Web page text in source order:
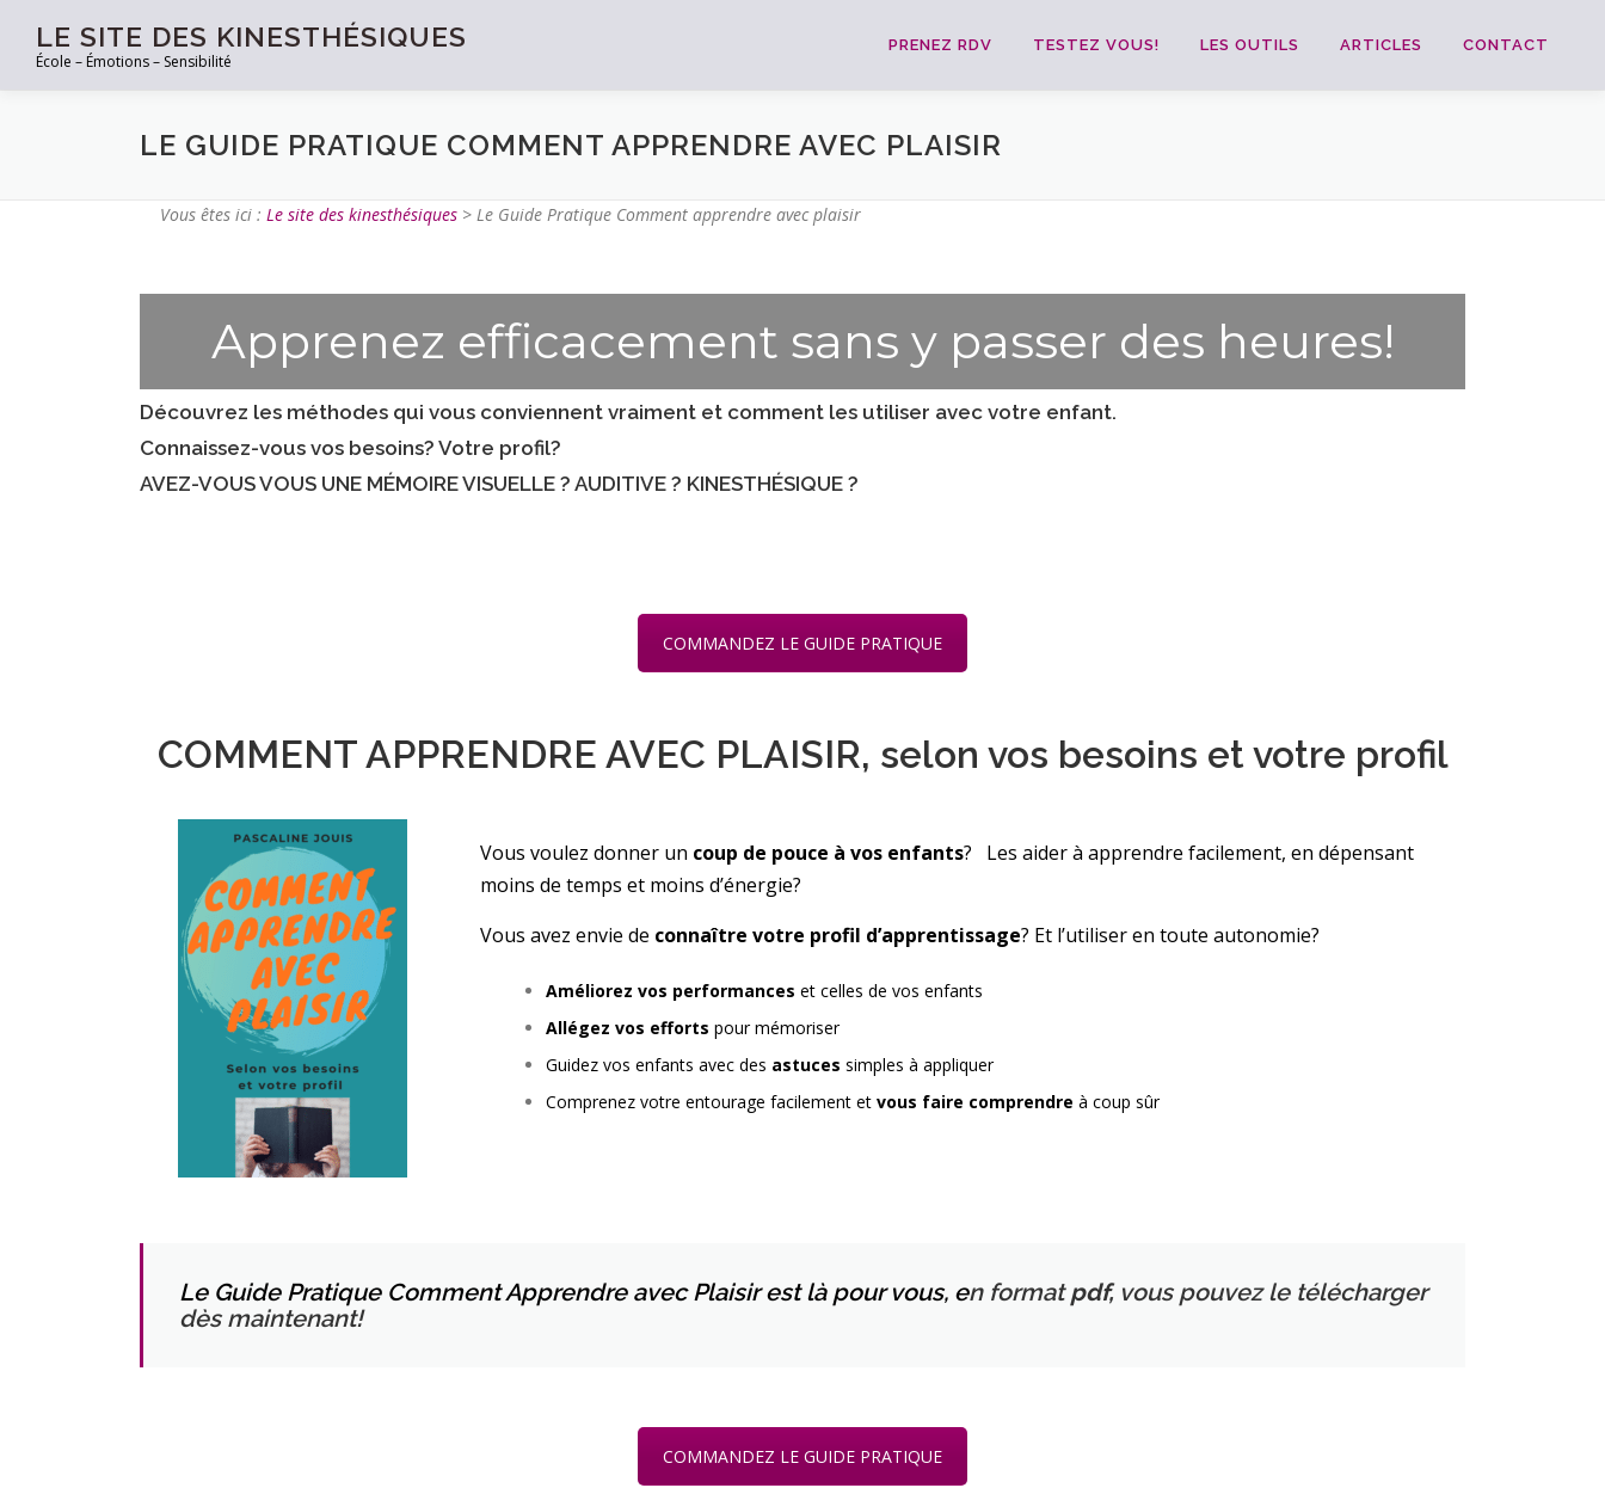
LE SITE DES KINESTHÉSIQUES
École – Émotions – Sensibilité
PRENEZ RDV TESTEZ VOUS! LES OUTILS ARTICLES CONTACT
LE GUIDE PRATIQUE COMMENT APPRENDRE AVEC PLAISIR
Vous êtes ici :Le site des kinesthésiques >Le Guide Pratique Comment apprendre avec plaisir
Apprenez efficacement sans y passer des heures!
Découvrez les méthodes qui vous conviennent vraiment et comment les utiliser avec votre enfant.
Connaissez-vous vos besoins? Votre profil?
AVEZ-VOUS VOUS UNE MÉMOIRE VISUELLE ? AUDITIVE ? KINESTHÉSIQUE ?
COMMANDEZ LE GUIDE PRATIQUE
COMMENT APPRENDRE AVEC PLAISIR, selon vos besoins et votre profil
Vous voulez donner un coup de pouce à vos enfants? Les aider à apprendre facilement, en dépensant
moins de temps et moins d’énergie?
Vous avez envie de connaître votre profil d’apprentissage? Et l’utiliser en toute autonomie?
Améliorez vos performances et celles de vos enfants
Allégez vos efforts pour mémoriser
Guidez vos enfants avec des astuces simples à appliquer
Comprenez votre entourage facilement et vous faire comprendre à coup sûr
Le Guide Pratique Comment Apprendre avec Plaisir est là pour vous, en formatpdf,vous pouvez le télécharger
dès maintenant!
COMMANDEZ LE GUIDE PRATIQUE